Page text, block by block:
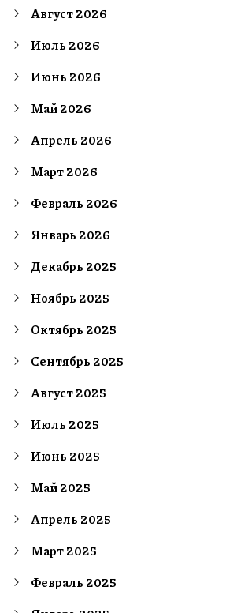
Август 2026
Июль 2026
Июнь 2026
Май 2026
Апрель 2026
Март 2026
Февраль 2026
Январь 2026
Декабрь 2025
Ноябрь 2025
Октябрь 2025
Сентябрь 2025
Август 2025
Июль 2025
Июнь 2025
Май 2025
Апрель 2025
Март 2025
Февраль 2025